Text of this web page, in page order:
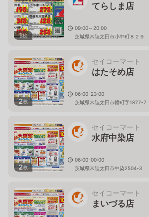
1枚
てらしま店
09:00～20:00
茨城県常陸太田市小中町８２９
2枚
セイコーマート
はたそめ店
06:00-23:00
茨城県常陸太田市幡町字1877-7
2枚
セイコーマート
水府中染店
06:00-00:00
茨城県常陸太田市中染2504-3
セイコーマート
まいづる店